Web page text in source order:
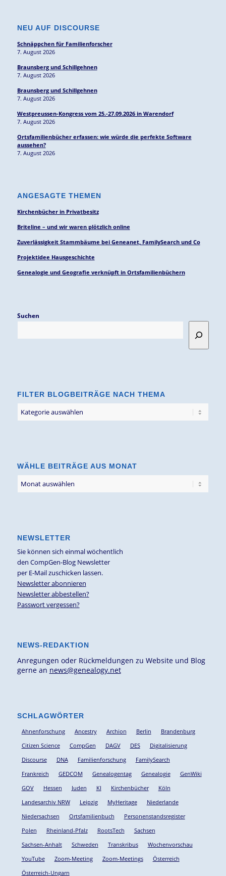
NEU AUF DISCOURSE
Schnäppchen für Familienforscher
7. August 2026
Braunsberg und Schillgehnen
7. August 2026
Braunsberg und Schillgehnen
7. August 2026
Westpreussen-Kongress vom 25.-27.09.2026 in Warendorf
7. August 2026
Ortsfamilienbücher erfassen: wie würde die perfekte Software
aussehen?
7. August 2026
ANGESAGTE THEMEN
Kirchenbücher in Privatbesitz
Briteline – und wir waren plötzlich online
Zuverlässigkeit Stammbäume bei Geneanet, FamilySearch und Co
Projektidee Hausgeschichte
Genealogie und Geografie verknüpft in Ortsfamilienbüchern
Suchen
FILTER BLOGBEITRÄGE NACH THEMA
Blogbeiträge
WÄHLE BEITRÄGE AUS MONAT
NEWSLETTER
Sie können sich einmal wöchentlich
den CompGen-Blog Newsletter
per E-Mail zuschicken lassen.
Newsletter abonnieren
Newsletter abbestellen?
Passwort vergessen?
NEWS-REDAKTION
Anregungen oder Rückmeldungen zu Website und Blog
gerne an news@genealogy.net
SCHLAGWÖRTER
Ahnenforschung Ancestry Archion Berlin
Brandenburg
Citizen Science
CompGen DAGV DES
Digitalisierung
Discourse
DNA Familienforschung
FamilySearch
Frankreich
GEDCOM Genealogentag Genealogie
GenWiki
GOV
Hessen Juden KI Kirchenbücher
Köln
Landesarchiv NRW
Leipzig MyHeritage
Niederlande
Niedersachsen
Ortsfamilienbuch
Personenstandsregister
Polen
Rheinland-Pfalz RootsTech
Sachsen
Sachsen-Anhalt
Schweden Transkribus
Wochenvorschau
YouTube
Zoom-Meeting Zoom-Meetings
Österreich
Österreich-Ungarn